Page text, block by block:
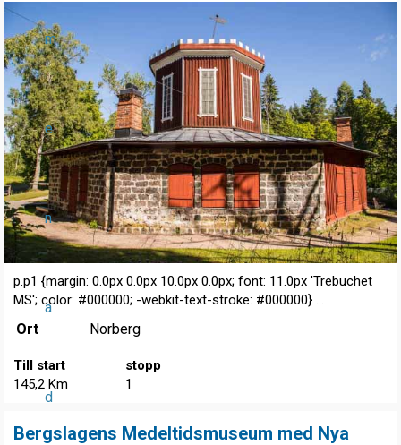
m
e
n
a
d
p.p1 {margin: 0.0px 0.0px 10.0px 0.0px; font: 11.0px 'Trebuchet
MS'; color: #000000; -webkit-text-stroke: #000000} ...
Ort Norberg
Till start
145,2 Km
stopp
1
Bergslagens Medeltidsmuseum med Nya
a
g
e
s